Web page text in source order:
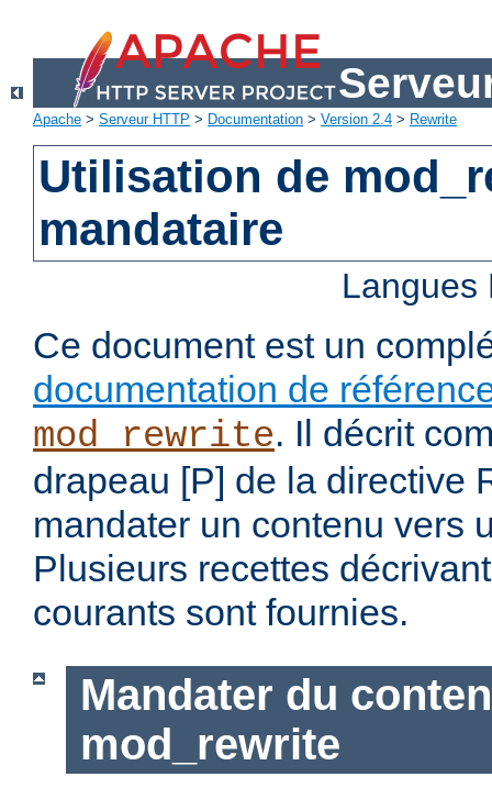
Apache > Serveur HTTP > Documentation > Version 2.4 > Rewrite
Utilisation de
mandataire
Ce document est un
documentation de
mod_rewrite. Il décrit
drapeau [P] de la directive
mandater un contenu vers
Plusieurs recettes
courants sont fournies.
Mandater du
mod_rewrite